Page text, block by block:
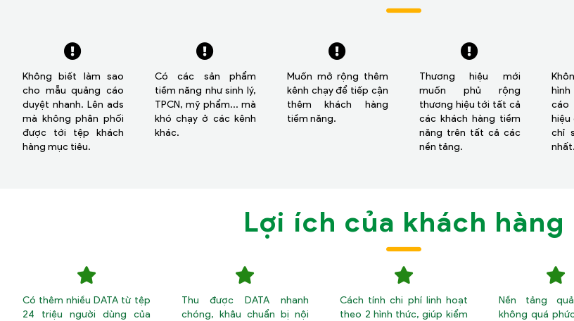
Không biết làm sao
cho mẫu quảng cáo
duyệt nhanh. Lên ads
mà không phân phối
được tới tệp khách
hàng mục tiêu.
Có các sản phẩm
tiềm năng như sinh lý,
TPCN, mỹ phẩm... mà
khó chạy ở các kênh
khác.
Muốn mở rộng thêm
kênh chạy để tiếp cận
thêm khách hàng
tiềm năng.
Thương hiệu mới
muốn phủ rộng
thương hiệu tới tất cả
các khách hàng tiềm
năng trên tất cả các
nền tảng.
hình
cáo
chỉ
nhất.
Lợi ích của khách hàng
Có thêm nhiều DATA từ tệp
24 triệu người dùng của
Thu được DATA nhanh
chóng, khâu chuẩn bị nội
Cách tính chi phí linh hoạt
theo 2 hình thức, giúp kiểm
Nền tảng
không quá